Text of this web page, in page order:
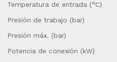
Temperatura de entrada (°C)
Presión de trabajo (bar)
Presión máx. (bar)
Potencia de conexión (kW)